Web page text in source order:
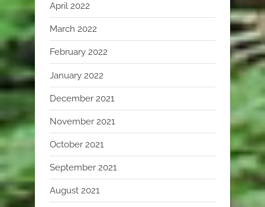
April 2022
March 2022
February 2022
January 2022
December 2021
November 2021
October 2021
September 2021
August 2021